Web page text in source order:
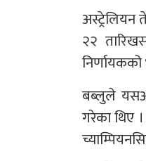
अस्ट्रेलियन
२२
निर्णायकको
बब्लुले
गरेका थिए